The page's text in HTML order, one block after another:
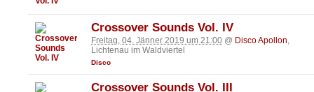
Crossover Sounds Vol. IV
Freitag, 04. Jänner 2019 um 21:00 @ Disco Apollon,
Lichtenau im Waldviertel
Disco
Crossover Sounds Vol. III